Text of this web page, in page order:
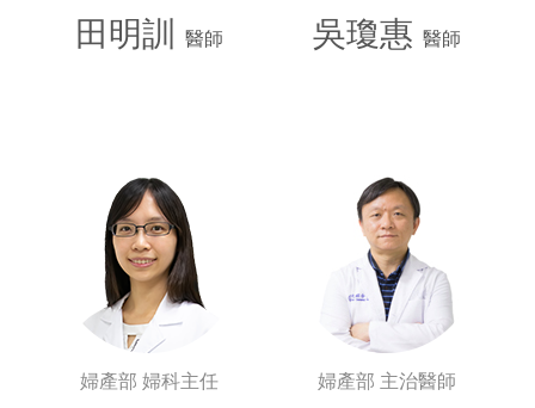
田明訓 醫師 吳瓊惠 醫師
婦產部 婦科主任 婦產部 主治醫師